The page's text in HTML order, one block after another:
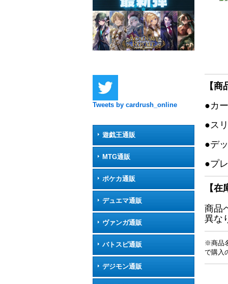
Tweets by cardrush_online
遊戯王通販
MTG通販
ポケカ通販
デュエマ通販
ヴァンガ通販
バトスピ通販
デジモン通販
【
●カ
●ス
●デ
●プ
【
商品
異な
※商品
で購入